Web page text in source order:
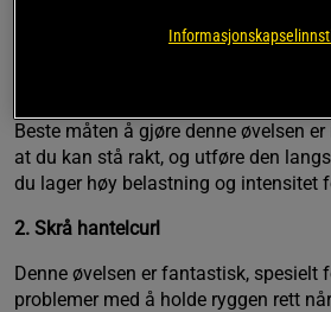
Beste måten å gjøre denne øvelsen
at du kan stå rakt, og utføre den
du lager høy belastning og intensitet
2. Skrå hantelcurl
Denne øvelsen er fantastisk, spesielt
problemer med å holde ryggen rett